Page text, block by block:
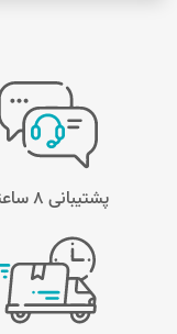
پشتیبانی 8 ساعته